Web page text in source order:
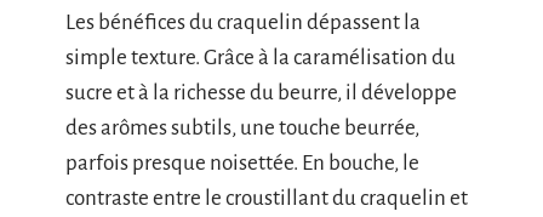
Les bénéfices du craquelin dépassent la
simple texture. Grâce à la caramélisation du
sucre et à la richesse du beurre, il développe
des arômes subtils, une touche beurrée,
parfois presque noisettée. En bouche, le
contraste entre le croustillant du craquelin et